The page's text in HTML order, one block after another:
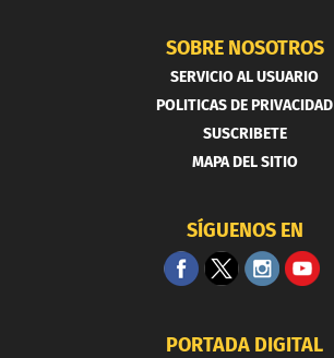
SOBRE NOSOTROS
SERVICIO AL USUARIO
POLITICAS DE PRIVACIDAD
SUSCRIBETE
MAPA DEL SITIO
SÍGUENOS EN
PORTADA DIGITAL